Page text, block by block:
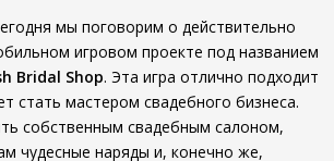
мы поговорим о действительно
игровом проекте под названием
Bridal Shop. Эта игра отлично подходит
стать мастером свадебного бизнеса.
собственным свадебным салоном,
чудесные наряды и, конечно же,